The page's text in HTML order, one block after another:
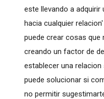
este llevando a
hacia cualquier
puede crear cosas que
creando un factor de
establecer una relacion
puede solucionar si
no permitir